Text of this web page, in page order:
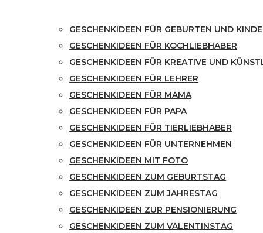
GESCHENKIDEEN FÜR GEBURTEN UND
GESCHENKIDEEN FÜR KOCHLIEBHABER
GESCHENKIDEEN FÜR KREATIVE UND
GESCHENKIDEEN FÜR LEHRER
GESCHENKIDEEN FÜR MAMA
GESCHENKIDEEN FÜR PAPA
GESCHENKIDEEN FÜR TIERLIEBHABER
GESCHENKIDEEN FÜR UNTERNEHMEN
GESCHENKIDEEN MIT FOTO
GESCHENKIDEEN ZUM GEBURTSTAG
GESCHENKIDEEN ZUM JAHRESTAG
GESCHENKIDEEN ZUR PENSIONIERUNG
GESCHENKIDEEN ZUM VALENTINSTAG